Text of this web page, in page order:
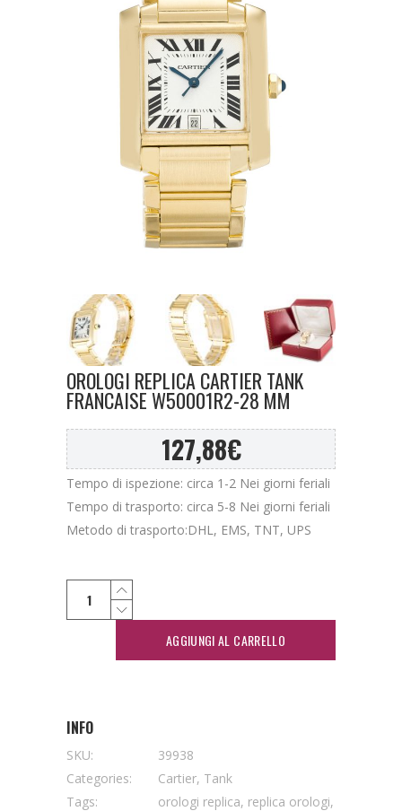
OROLOGI REPLICA CARTIER TANK
FRANCAISE W50001R2-28 MM
127,88€
Tempo di ispezione: circa 1-2 Nei giorni feriali
Tempo di trasporto: circa 5-8 Nei giorni feriali
Metodo di trasporto:DHL, EMS, TNT, UPS
AGGIUNGI AL CARRELLO
INFO
SKU:
39938
Categories:
Cartier, Tank
Tags:
orologi replica, replica orologi,